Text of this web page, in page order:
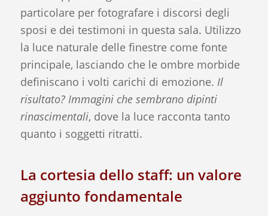
particolare per fotografare i discorsi degli
sposi e dei testimoni in questa sala. Utilizzo
la luce naturale delle finestre come fonte
principale, lasciando che le ombre morbide
definiscano i volti carichi di emozione. Il
risultato? Immagini che sembrano dipinti
rinascimentali, dove la luce racconta tanto
quanto i soggetti ritratti.
La cortesia dello staff: un valore
aggiunto fondamentale